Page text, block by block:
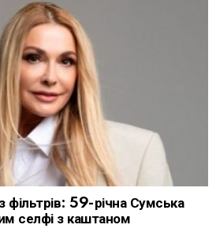
фільтрів: 59-річна Сумська
селфі з каштаном